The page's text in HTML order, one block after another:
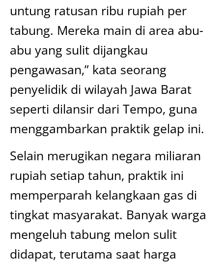
untung ratusan ribu rupiah per
tabung. Mereka main di area abu-
abu yang sulit dijangkau
pengawasan,” kata seorang
penyelidik di wilayah Jawa Barat
seperti dilansir dari Tempo, guna
menggambarkan praktik gelap ini.
Selain merugikan negara miliaran
rupiah setiap tahun, praktik ini
memperparah kelangkaan gas di
tingkat masyarakat. Banyak warga
mengeluh tabung melon sulit
didapat, terutama saat harga